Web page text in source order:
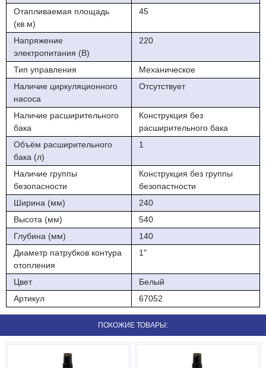
Комплектация-сам котел и инструкция .
Управление-С лицевой панели
Для использования в закрытой системе отопленния требуется
приобретение насоса,расширительного мембранного бака и
группы безопасности.
Отапливаемая площадь
(кв.м)
45
Напряжение
электропитания (В)
220
Тип управления
Механическое
Наличие циркуляционного
насоса
Отсутствует
Наличие расширительного
бака
Конструкция без
расширительного бака
Объём расширительного
бака (л)
1
Наличие группы
безопасности
Конструкция без группы
безопастности
Ширина (мм)
240
Высота (мм)
540
Глубина (мм)
140
Диаметр патрубков контура
отопления
1"
Цвет
Белый
Артикул
67052
ПОХОЖИЕ ТОВАРЫ: